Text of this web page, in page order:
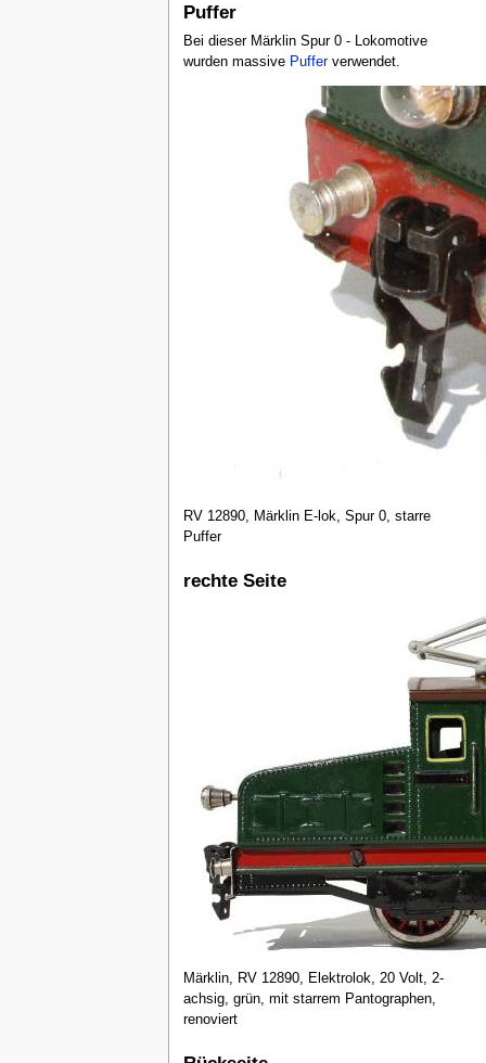
Puffer
Bei dieser Märklin Spur 0 - Lokomotive
wurden massive Pufferverwendet.
RV 12890, Märklin E-lok, Spur 0, starre
Puffer
rechte Seite
Märklin, RV 12890, Elektrolok, 20 Volt, 2-
achsig, grün, mit starrem Pantographen,
renoviert